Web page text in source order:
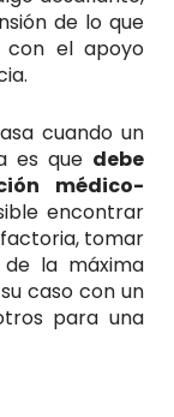
de lo que
el apoyo
cuando un
es que debe
médico-
encontrar
tomar
de la máxima
caso con un
para una